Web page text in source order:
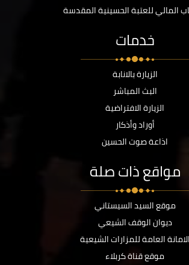
المالي للعتبة الحسينية المقدسة
خدمات
الزيارة بالانابة
البث المباشر
الزيارة الافتراضية
أوراد وأذكار
اذاعة صوت الحسين
مواقع ذات صلة
موقع السيد السيستاني
ديوان الوقف الشيعي
الامانة العامة للمزارات الشيعية
موقع قناة كربلاء